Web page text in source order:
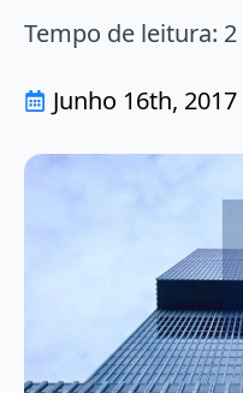
Tempo de leitura: 2
Junho 16th, 2017